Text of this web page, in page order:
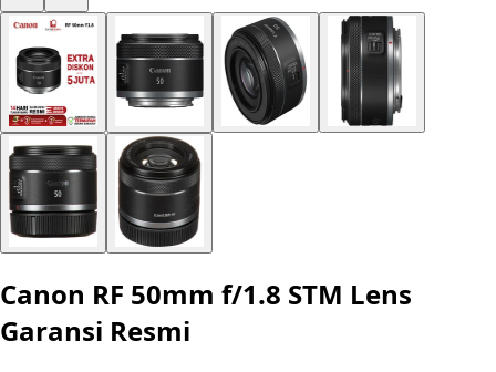
Canon RF 50mm f/1.8 STM Lens
Garansi Resmi